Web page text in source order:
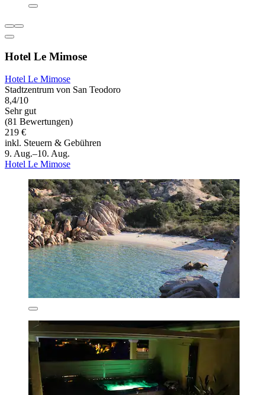
Hotel Le Mimose
Hotel Le Mimose
Stadtzentrum von San Teodoro
8,4/10
Sehr gut
(81 Bewertungen)
219 €
inkl. Steuern & Gebühren
9. Aug.–10. Aug.
Hotel Le Mimose